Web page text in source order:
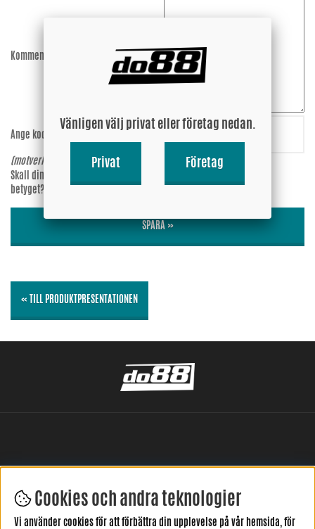
Kommentar:
Ange koden:
8cwnzP
(motverkar spam)
Skall din epost-adress synas vid
betyget?
SPARA »
« TILL PRODUKTPRESENTATIONEN
LÄMNA DIN RECENSION HÄR
Cookies och andra teknologier
Vi använder cookies för att förbättra din upplevelse på vår hemsida, för
Vänligen välj privat eller företag nedan.
Privat Företag